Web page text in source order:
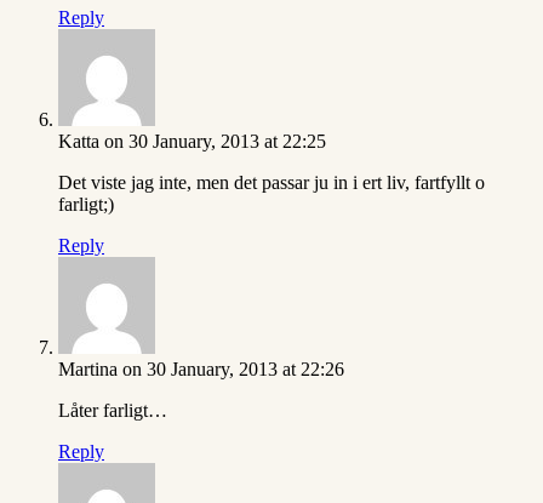
Reply
Katta on 30 January, 2013 at 22:25
Det viste jag inte, men det passar ju in i ert liv, fartfyllt o
farligt;)
Reply
Martina on 30 January, 2013 at 22:26
Låter farligt…
Reply